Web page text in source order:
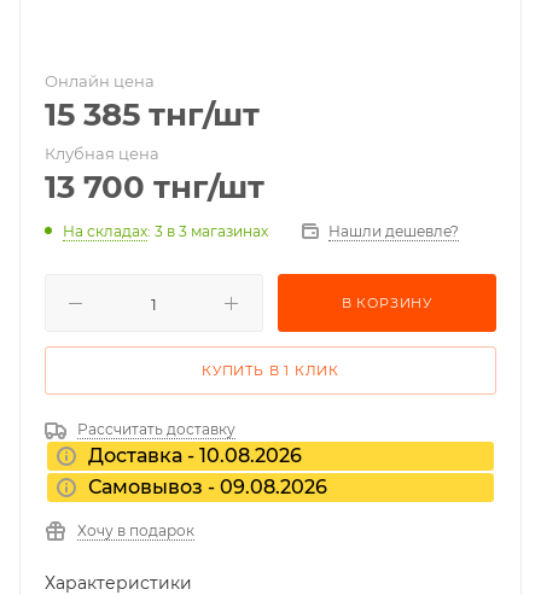
Онлайн цена
15 385 тнг/шт
Клубная цена
13 700 тнг/шт
На складах: 3 в 3 магазинах Нашли дешевле?
В КОРЗИНУ
КУПИТЬ В 1 КЛИК
Рассчитать доставку
Доставка - 10.08.2026
Самовывоз - 09.08.2026
Хочу в подарок
Характеристики